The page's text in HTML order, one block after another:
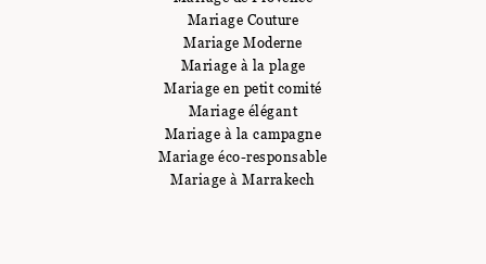
Mariage Couture
Mariage Moderne
Mariage à la plage
Mariage en petit comité
Mariage élégant
Mariage à la campagne
Mariage éco-responsable
Mariage à Marrakech